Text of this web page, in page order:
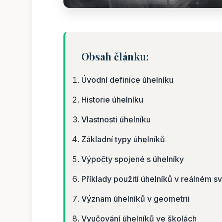
Obsah článku:
Úvodní definice úhelníku
Historie úhelníku
Vlastnosti úhelníku
Základní typy úhelníků
Výpočty spojené s úhelníky
Příklady použití úhelníků v reálném
Význam úhelníků v geometrii
Vyučování úhelníků ve školách